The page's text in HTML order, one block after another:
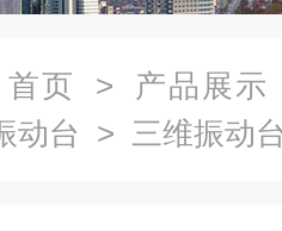
首页 > 产品展示
动台 > 三维振动